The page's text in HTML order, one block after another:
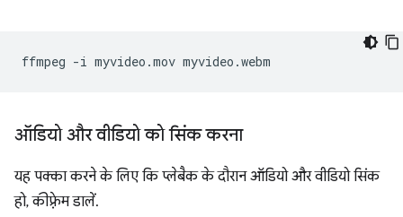
ffmpeg -i myvideo.mov
ऑडियो और वीडियो को सिंक करना
यह पक्का करने के लिए कि प्लेबैक के दौरान ऑडियो और वीडियो सिंक
हो, कीफ़्रेम डालें.